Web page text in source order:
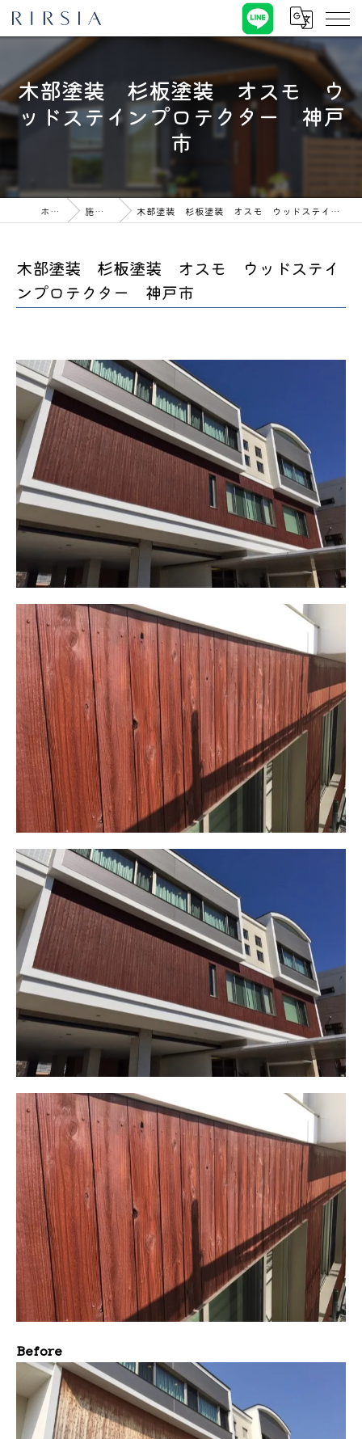
木部塗装 杉板塗装 オスモ ウ
ッドステインプロテクター 神戸
市
ホーム 施工事例 木部塗装 杉板塗装 オスモ ウッドステインプロテクター 神戸市
木部塗装 杉板塗装 オスモ ウッドステイ
ンプロテクター 神戸市
Before